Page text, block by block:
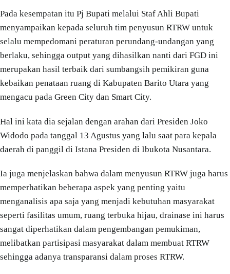
Pada kesempatan itu Pj Bupati melalui Staf Ahli Bupati
menyampaikan kepada seluruh tim penyusun RTRW untuk
selalu mempedomani peraturan perundang-undangan yang
berlaku, sehingga output yang dihasilkan nanti dari FGD ini
merupakan hasil terbaik dari sumbangsih pemikiran guna
kebaikan penataan ruang di Kabupaten Barito Utara yang
mengacu pada Green City dan Smart City.
Hal ini kata dia sejalan dengan arahan dari Presiden Joko
Widodo pada tanggal 13 Agustus yang lalu saat para kepala
daerah di panggil di Istana Presiden di Ibukota Nusantara.
Ia juga menjelaskan bahwa dalam menyusun RTRW juga harus
memperhatikan beberapa aspek yang penting yaitu
menganalisis apa saja yang menjadi kebutuhan masyarakat
seperti fasilitas umum, ruang terbuka hijau, drainase ini harus
sangat diperhatikan dalam pengembangan pemukiman,
melibatkan partisipasi masyarakat dalam membuat RTRW
sehingga adanya transparansi dalam proses RTRW.